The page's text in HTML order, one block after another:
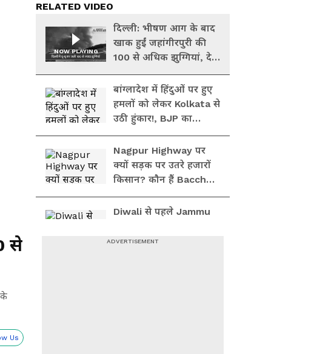
से
के
Us
RELATED VIDEO
NOW PLAYING
दिल्ली: भीषण आग के बाद
खाक हुईं जहांगीरपुरी की
100 से अधिक झुग्गियां, देखें
Video
बांग्लादेश में हिंदुओं पर हुए
हमलों को लेकर Kolkata से
उठी हुंकार!, BJP का
जोरदार प्रदर्शन
Nagpur Highway पर
क्यों सड़क पर उतरे हजारों
किसान? कौन हैं Bacchu
Kadu जो बने हैं अगुवा
Diwali से पहले Jammu
Akhnoor सेक्टर में LoC